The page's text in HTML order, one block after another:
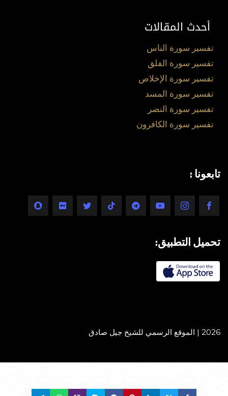
أحدث المقالات
تفسير سورة الناس
تفسير سورة الفلق
تفسير سورة الإخلاص
تفسير سورة المسد
تفسير سورة النصر
تفسير سورة الكافرون
تابعونا :
تحميل التطبيق:
2026 | الموقع الرسمي للشيخ جيل صادق